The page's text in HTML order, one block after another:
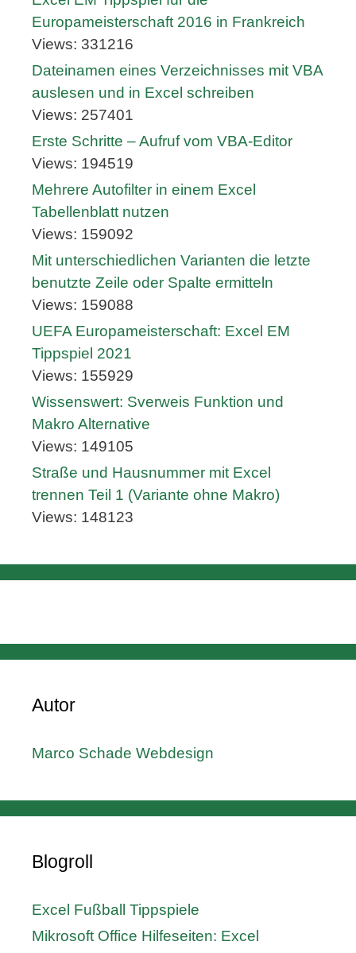
Europameisterschaft 2016 in Frankreich
Views: 331216
Dateinamen eines Verzeichnisses mit VBA
auslesen und in Excel schreiben
Views: 257401
Erste Schritte – Aufruf vom VBA-Editor
Views: 194519
Mehrere Autofilter in einem Excel
Tabellenblatt nutzen
Views: 159092
Mit unterschiedlichen Varianten die letzte
benutzte Zeile oder Spalte ermitteln
Views: 159088
UEFA Europameisterschaft: Excel EM
Tippspiel 2021
Views: 155929
Wissenswert: Sverweis Funktion und
Makro Alternative
Views: 149105
Straße und Hausnummer mit Excel
trennen Teil 1 (Variante ohne Makro)
Views: 148123
Autor
Marco Schade Webdesign
Blogroll
Excel Fußball Tippspiele
Mikrosoft Office Hilfeseiten: Excel